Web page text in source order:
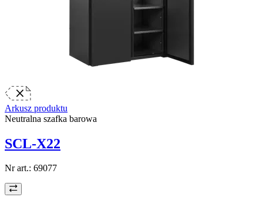
Arkusz produktu
Neutralna szafka barowa
SCL-X22
Nr art.: 69077